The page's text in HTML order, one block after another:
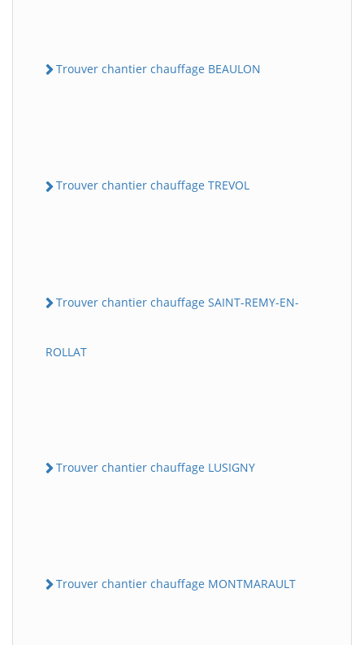
Trouver chantier chauffage BEAULON
Trouver chantier chauffage TREVOL
Trouver chantier chauffage SAINT-REMY-EN-
ROLLAT
Trouver chantier chauffage LUSIGNY
Trouver chantier chauffage MONTMARAULT